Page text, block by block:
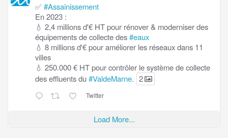
✅#Assainissement
En 2023 :
💧 2,4 millions d'€ HT pour rénover & moderniser des
équipements de collecte des#eaux
💧 8 millions d'€ pour améliorer les réseaux dans 11
villes
💧 250.000 € HT pour contrôler le système de collecte
des effluents du#ValdeMarne. 2
Twitter
Load More...